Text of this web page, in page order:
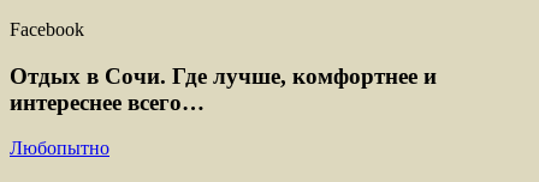
Facebook
Отдых в Сочи. Где лучше, комфортнее и
интереснее всего…
Любопытно